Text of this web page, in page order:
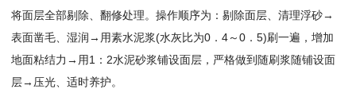
将面层全部剔除、翻修处理。操作顺序为：剔除面层、清理浮砂→
表面凿毛、湿润→用素水泥浆(水灰比为0．4～0．5)刷一遍，增加
地面粘结力→用1：2水泥砂浆铺设面层，严格做到随刷浆随铺设面
层→压光、适时养护。